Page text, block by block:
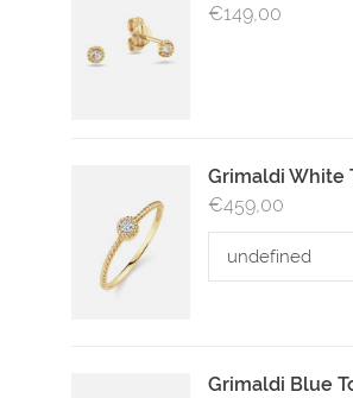
€149,00
Grimaldi White
€459,00
undefined
Grimaldi Blue